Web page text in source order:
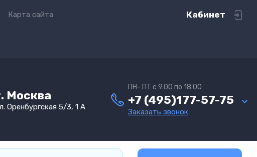
Карта сайта Кабинет
Москва
Оренбургская 5/3, 1 А
ПН- ПТ с 9.00 по 18.00
+7 (495)177-57-75
Заказать звонок